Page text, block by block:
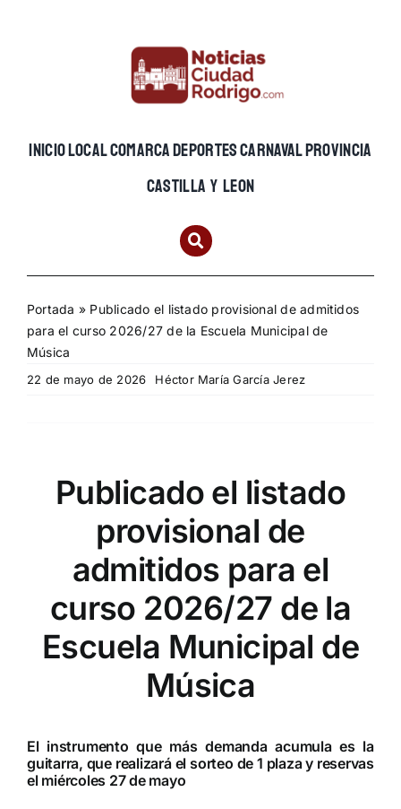
INICIOLOCALCOMARCADEPORTESCARNAVALPROVINCIA
CASTILLA Y LEON
Portada » Publicado el listado provisional de admitidos
para el curso 2026/27 de la Escuela Municipal de
Música
22 de mayo de 2026 Héctor María García Jerez
Publicado el listado
provisional de
admitidos para el
curso 2026/27 de la
Escuela Municipal de
Música
El instrumento que más demanda acumula es la
guitarra, que realizará el sorteo de 1 plaza y reservas
el miércoles 27 de mayo